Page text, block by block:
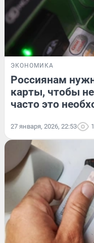
ЭКОНОМИКА
Россиянам
карты, чтобы
часто это
27 января, 2026, 22:53